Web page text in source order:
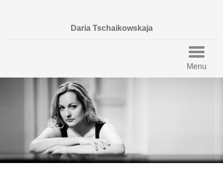
Daria Tschaikowskaja
Menu